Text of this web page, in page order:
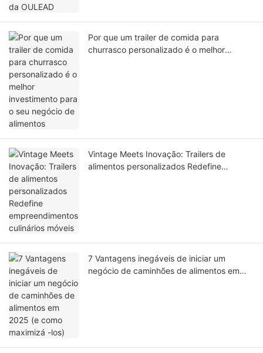
Por que um trailer de comida para
churrasco personalizado é o melhor
Vintage Meets Inovação: Trailers de
alimentos personalizados Redefine
7 Vantagens inegáveis ​​de iniciar um
negócio de caminhões de alimentos em